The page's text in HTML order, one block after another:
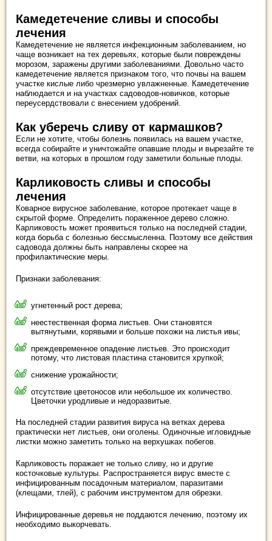
Камедетечение сливы и способы
лечения
Камедетечение не является инфекционным заболеванием, но
чаще возникает на тех деревьях, которые были повреждены
морозом, заражены другими заболеваниями. Довольно часто
камедетечение является признаком того, что почвы на вашем
участке кислые либо чрезмерно увлажненные. Камедетечение
наблюдается и на участках садоводов-новичков, которые
переусердствовали с внесением удобрений.
Как уберечь сливу от кармашков?
Если не хотите, чтобы болезнь появилась на вашем участке,
всегда собирайте и уничтожайте опавшие плоды и вырезайте те
ветви, на которых в прошлом году заметили больные плоды.
Карликовость сливы и способы
лечения
Коварное вирусное заболевание, которое протекает чаще в
скрытой форме. Определить пораженное дерево сложно.
Карликовость может проявиться только на последней стадии,
когда борьба с болезнью бессмысленна. Поэтому все действия
садовода должны быть направлены скорее на
профилактические меры.
Признаки заболевания:
угнетенный рост дерева;
неестественная форма листьев. Они становятся
вытянутыми, корявыми и больше похожи на листья ивы;
преждевременное опадение листьев. Это происходит
потому, что листовая пластина становится хрупкой;
снижение урожайности;
отсутствие цветоносов или небольшое их количество.
Цветочки уродливые и недоразвитые.
На последней стадии развития вируса на ветках дерева
практически нет листьев, они оголены. Одиночные игловидные
листки можно заметить только на верхушках побегов.
Карликовость поражает не только сливу, но и другие
косточковые культуры. Распространяется вирус вместе с
инфицированным посадочным материалом, паразитами
(клещами, тлей), с рабочим инструментом для обрезки.
Инфицированные деревья не поддаются лечению, поэтому их
необходимо выкорчевать.